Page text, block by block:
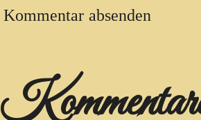
Kommentar absenden